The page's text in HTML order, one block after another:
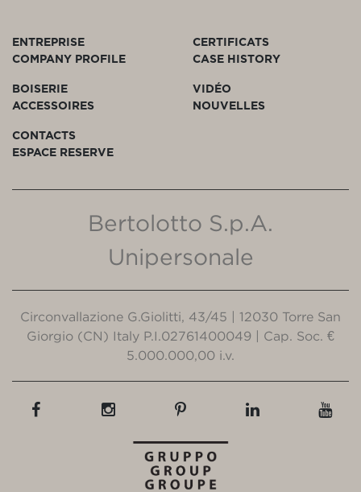
ENTREPRISE
COMPANY PROFILE
CERTIFICATS
CASE HISTORY
BOISERIE
ACCESSOIRES
VIDÉO
NOUVELLES
CONTACTS
ESPACE RESERVE
Bertolotto S.p.A.
Unipersonale
Circonvallazione G.Giolitti, 43/45 | 12030 Torre San
Giorgio (CN) Italy P.I.02761400049 | Cap. Soc. €
5.000.000,00 i.v.